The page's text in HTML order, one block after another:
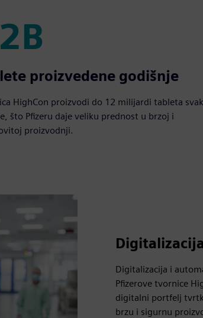
proizvedene godišnje
HighCon proizvodi do 12 milijardi tableta
što Pfizeru daje veliku prednost u brzoj i
proizvodnji.
Digitalizacija i
Pfizerove tvornice
digitalni portfelj
brzu i sigurnu